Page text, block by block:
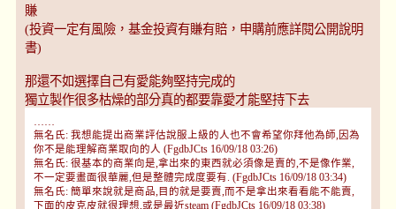
賺
(投資一定有風險，基金投資有賺有賠，申購前應詳閱公開說明
書)
那還不如選擇自己有愛能夠堅持完成的
獨立製作很多枯燥的部分真的都要靠愛才能堅持下去
無名氏: 我想能提出商業評估說服上級的人也不會希望你拜他為師,因為
你不是能理解商業取向的人 (FgdbJCts 16/09/18 03:26)
無名氏: 很基本的商業向是,拿出來的東西就必須像是賣的,不是像作業,
不一定要畫面很華麗,但是整體完成度要有. (FgdbJCts 16/09/18 03:34)
無名氏: 簡單來說就是商品,目的就是要賣,而不是拿出來看看能不能賣,
下面的皮克皮就很理想,或是最近steam (FgdbJCts 16/09/18 03:38)